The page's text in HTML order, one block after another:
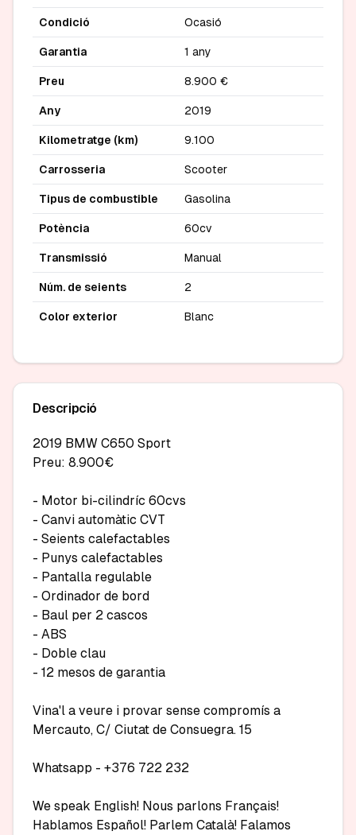
Condició Ocasió
Garantia 1 any
Preu 8.900 €
Any 2019
Kilometratge (km) 9.100
Carrosseria Scooter
Tipus de combustible Gasolina
Potència 60cv
Transmissió Manual
Núm. de seients 2
Color exterior Blanc
Descripció
2019 BMW C650 Sport
Preu: 8.900€
- Motor bi-cilindríc 60cvs
- Canvi automàtic CVT
- Seients calefactables
- Punys calefactables
- Pantalla regulable
- Ordinador de bord
- Baul per 2 cascos
- ABS
- Doble clau
- 12 mesos de garantia
Vina'l a veure i provar sense compromís a
Mercauto, C/ Ciutat de Consuegra. 15
Whatsapp - +376 722 232
We speak English! Nous parlons Français!
Hablamos Español! Parlem Català! Falamos